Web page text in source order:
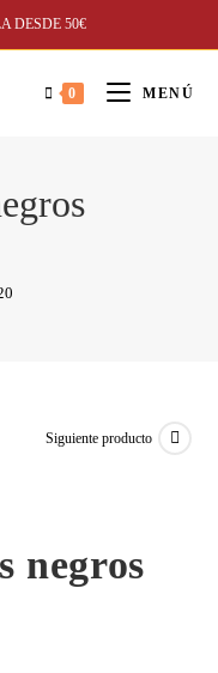
DESDE 50€
0 MENÚ
Siguiente producto
negros